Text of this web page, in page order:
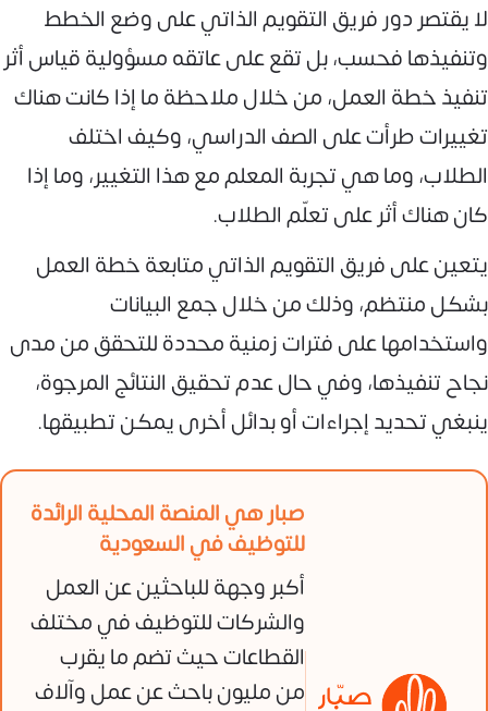
لا يقتصر دور فريق التقويم الذاتي على وضع الخطط
وتنفيذها فحسب، بل تقع على عاتقه مسؤولية قياس أثر
تنفيذ خطة العمل، من خلال ملاحظة ما إذا كانت هناك
تغييرات طرأت على الصف الدراسي، وكيف اختلف
الطلاب، وما هي تجربة المعلم مع هذا التغيير، وما إذا
كان هناك أثر على تعلّم الطلاب.
يتعين على فريق التقويم الذاتي متابعة خطة العمل
بشكل منتظم، وذلك من خلال جمع البيانات
واستخدامها على فترات زمنية محددة للتحقق من مدى
نجاح تنفيذها، وفي حال عدم تحقيق النتائج المرجوة،
ينبغي تحديد إجراءات أو بدائل أخرى يمكن تطبيقها.
صبار هي المنصة المحلية الرائدة
للتوظيف في السعودية
أكبر وجهة للباحثين عن العمل
والشركات للتوظيف في مختلف
القطاعات حيث تضم ما يقرب
من مليون باحث عن عمل وآلاف